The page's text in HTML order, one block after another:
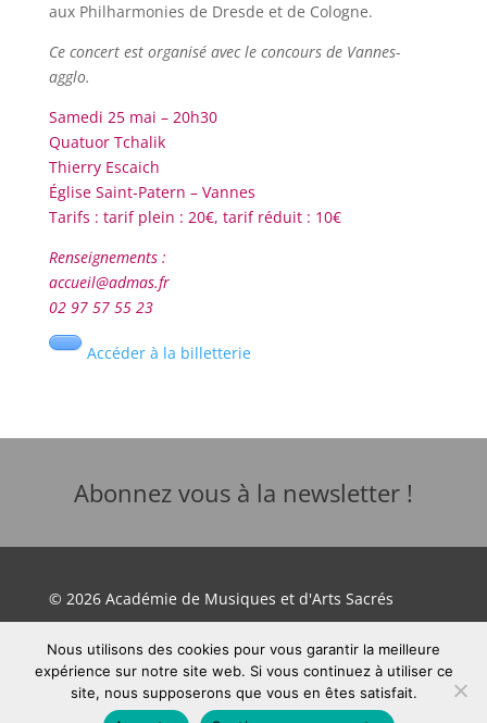
aux Philharmonies de Dresde et de Cologne.
Ce concert est organisé avec le concours de Vannes-
agglo.
Samedi 25 mai – 20h30
Quatuor Tchalik
Thierry Escaich
Église Saint-Patern – Vannes
Tarifs : tarif plein : 20€, tarif réduit : 10€
Renseignements :
accueil@admas.fr
02 97 57 55 23
Accéder à la billetterie
Abonnez vous à la newsletter !
© 2026 Académie de Musiques et d'Arts Sacrés
Mentions légales
Site développé par Orange Solidarité Ouest
Nous utilisons des cookies pour vous garantir la meilleure
expérience sur notre site web. Si vous continuez à utiliser ce
site, nous supposerons que vous en êtes satisfait.